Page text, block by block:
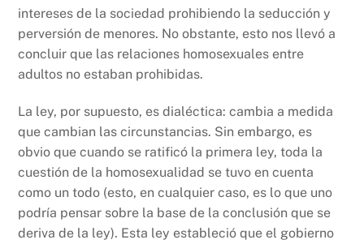
intereses de la sociedad prohibiendo la seducción y
perversión de menores. No obstante, esto nos llevó a
concluir que las relaciones homosexuales entre
adultos no estaban prohibidas.
La ley, por supuesto, es dialéctica: cambia a medida
que cambian las circunstancias. Sin embargo, es
obvio que cuando se ratificó la primera ley, toda la
cuestión de la homosexualidad se tuvo en cuenta
como un todo (esto, en cualquier caso, es lo que uno
podría pensar sobre la base de la conclusión que se
deriva de la ley). Esta ley estableció que el gobierno